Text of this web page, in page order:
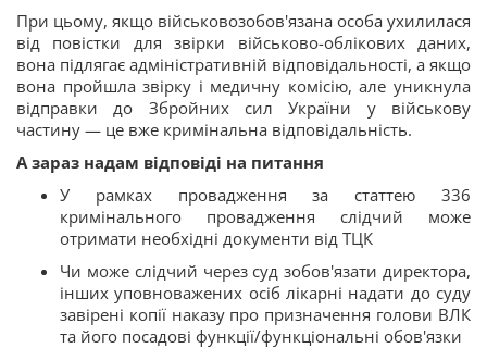
При цьому, якщо військовозобов'язана особа ухилилася
від повістки для звірки військово-облікових даних,
вона підлягає адміністративній відповідальності, а якщо
вона пройшла звірку і медичну комісію, але уникнула
відправки до Збройних сил України у військову
частину — це вже кримінальна відповідальність.
А зараз надам відповіді на питання
У рамках провадження за статтею 336
кримінального провадження слідчий може
отримати необхідні документи від ТЦК
Чи може слідчий через суд зобов'язати директора,
інших уповноважених осіб лікарні надати до суду
завірені копії наказу про призначення голови ВЛК
та його посадові функції/функціональні обов'язки